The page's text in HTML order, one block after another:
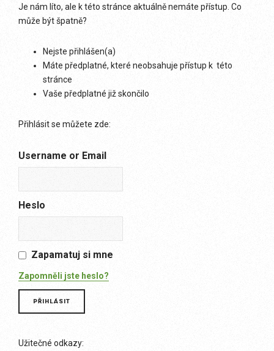
Je nám líto, ale k této stránce aktuálně nemáte přístup. Co
může být špatně?
Nejste přihlášen(a)
Máte předplatné, které neobsahuje přístup k této
stránce
Vaše předplatné již skončilo
Přihlásit se můžete zde:
Username or Email
Heslo
Zapamatuj si mne
Zapomněli jste heslo?
Užitečné odkazy: